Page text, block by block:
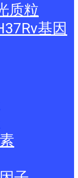
质粒
基因